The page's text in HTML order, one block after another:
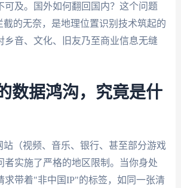
可及。国外如何翻回国内？这个问题
截的无奈，是地理位置识别技术筑起的
乡音、文化、旧友乃至商业信息无缝
数据鸿沟，究竟是什
站（视频、音乐、银行、甚至部分游戏
者实施了严格的地区限制。当你身处
求带着"非中国IP"的标签，如同一张清